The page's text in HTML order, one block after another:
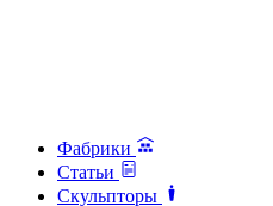
Фабрики
Статьи
Скульпторы